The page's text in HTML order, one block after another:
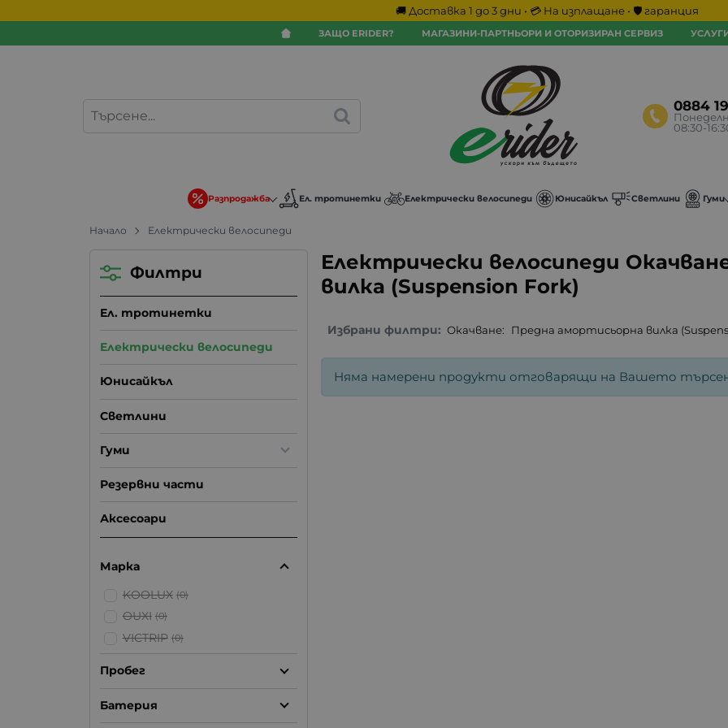
🚚 Доставка 1 до 3 дни • 💳 На изплащане • 🛡️ гаранция
ЗАЩО ERIDER? МАГАЗИНИ-ПАРТНЬОРИ И ОТОРИЗИРАН СЕРВИЗ
0884
08:30-
Разпродажба Ел. тротинетки Електрически велосипеди Юнисайкъл Светлини Гуми
Начало Електрически велосипеди
Електрически велосипеди
вилка (Suspension Fork)
Избрани филтри: Окачване: Предна амортисьорна вилка
Няма намерени продукти отговарящи на Вашето
Филтри
Ел. тротинетки
Електрически велосипеди
Юнисайкъл
Светлини
Гуми
Резервни части
Аксесоари
Марка
KOOLUX (0)
OUXI (0)
VICTRIP (0)
Пробег
Батерия